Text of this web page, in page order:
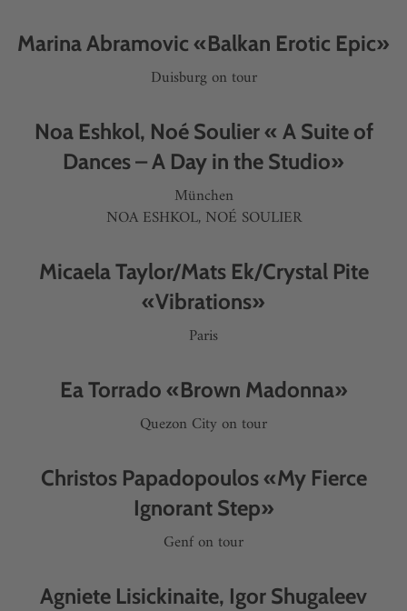
Marina Abramovic «Balkan Erotic Epic»
Duisburg on tour
Noa Eshkol, Noé Soulier « A Suite of
Dances – A Day in the Studio»
München
NOA ESHKOL, NOÉ SOULIER
Micaela Taylor/Mats Ek/Crystal Pite
«Vibrations»
Paris
Ea Torrado «Brown Madonna»
Quezon City on tour
Christos Papadopoulos «My Fierce
Ignorant Step»
Genf on tour
Agniete Lisickinaite, Igor Shugaleev